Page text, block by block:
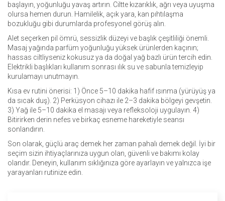
başlayın, yoğunluğu yavaş artırın. Ciltte kızarıklık, ağrı veya uyuşma
olursa hemen durun. Hamilelik, açık yara, kan pıhtılaşma
bozukluğu gibi durumlarda profesyonel görüş alın.
Alet seçerken pil ömrü, sessizlik düzeyi ve başlık çeşitliliği önemli.
Masaj yağında parfüm yoğunluğu yüksek ürünlerden kaçının;
hassas ciltliyseniz kokusuz ya da doğal yağ bazlı ürün tercih edin.
Elektrikli başlıkları kullanım sonrası ılık su ve sabunla temizleyip
kurulamayı unutmayın.
Kısa ev rutini önerisi: 1) Önce 5–10 dakika hafif ısınma (yürüyüş ya
da sıcak duş). 2) Perküsyon cihazı ile 2–3 dakika bölgeyi gevşetin.
3) Yağ ile 5–10 dakika el masajı veya refleksoloji uygulayın. 4)
Bitirirken derin nefes ve birkaç esneme hareketiyle seansı
sonlandırın.
Son olarak, güçlü araç demek her zaman pahalı demek değil. İyi bir
seçim sizin ihtiyaçlarınıza uygun olan, güvenli ve bakımı kolay
olandır. Deneyin, kullanım sıklığınıza göre ayarlayın ve yalnızca işe
yarayanları rutinize edin.